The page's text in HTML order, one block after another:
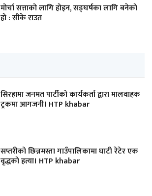
मोर्चा सत्ताको लागि होइन, सङ्घर्षका लागि बनेको
हो : सीके राउत
सिरहामा जनमत पार्टीको कार्यकर्ता द्वारा मालवाहक
ट्रकमा आगजनी। HTP khabar
सप्तरीको छिन्नमस्ता गाउँपालिकामा घाटी रेटेर एक
वृद्धको हत्या। HTP khabar